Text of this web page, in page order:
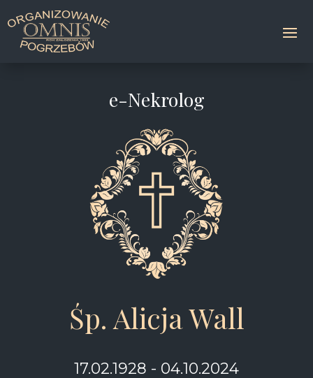
e-Nekrolog
Śp. Alicja Wall
17.02.1928 - 04.10.2024